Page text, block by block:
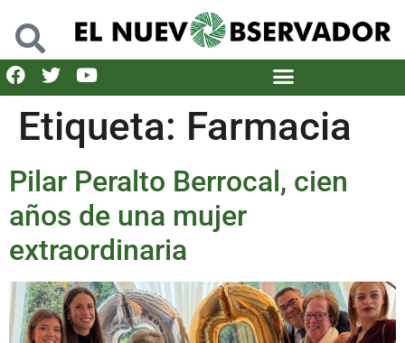
Etiqueta: Farmacia
Pilar Peralto Berrocal, cien
años de una mujer
extraordinaria